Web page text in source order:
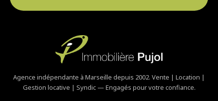
Agence indépendante à Marseille depuis 2002. Vente | Location |
Gestion locative | Syndic — Engagés pour votre confiance.